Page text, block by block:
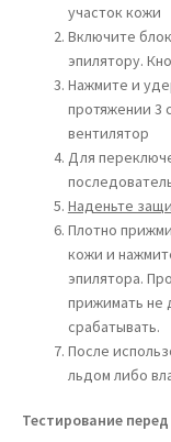
участок кожи
Включите
эпилятору.
Нажмите и
протяжении 3
вентилятор
Для
Наденьте
Плотно
кожи и
эпилятора.
прижимать не
срабатывать.
После
льдом либо
Тестирование